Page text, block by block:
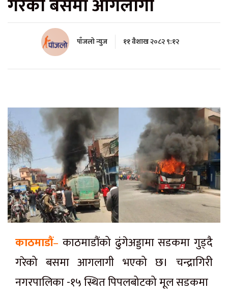
पाँजलो न्युज ११ वैशाख २०८२ ९:१२
काठमाडौं– काठमाडौंको ढुंगेअड्डामा सडकमा गुड्दै
गरेको बसमा आगलागी भएको छ। चन्द्रागिरी
नगरपालिका -१५ स्थित पिपलबोटको मूल सडकमा